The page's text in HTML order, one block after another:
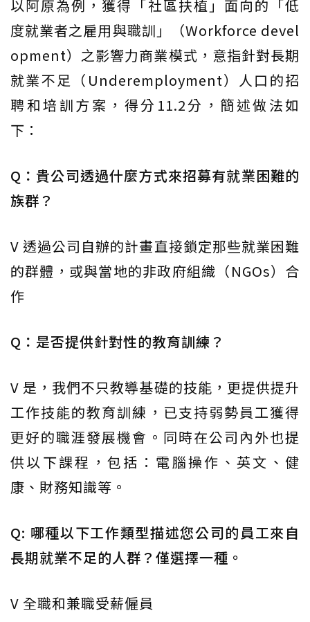
以阿原為例，獲得「社區扶植」面向的「低
度就業者之雇用與職訓」（Workforce devel
opment）之影響力商業模式，意指針對長期
就業不足（Underemployment）人口的招
聘和培訓方案，得分11.2分，簡述做法如
下：
Q：貴公司透過什麼方式來招募有就業困難的
族群？
V 透過公司自辦的計畫直接鎖定那些就業困難
的群體，或與當地的非政府組織（NGOs）合
作
Q：是否提供針對性的教育訓練？
V 是，我們不只教導基礎的技能，更提供提升
工作技能的教育訓練，已支持弱勢員工獲得
更好的職涯發展機會。同時在公司內外也提
供以下課程，包括：電腦操作、英文、健
康、財務知識等。
Q: 哪種以下工作類型描述您公司的員工來自
長期就業不足的人群？僅選擇一種。
V 全職和兼職受薪僱員